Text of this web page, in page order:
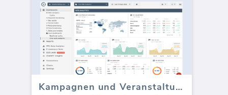
Kampagnen und Veranstaltungen